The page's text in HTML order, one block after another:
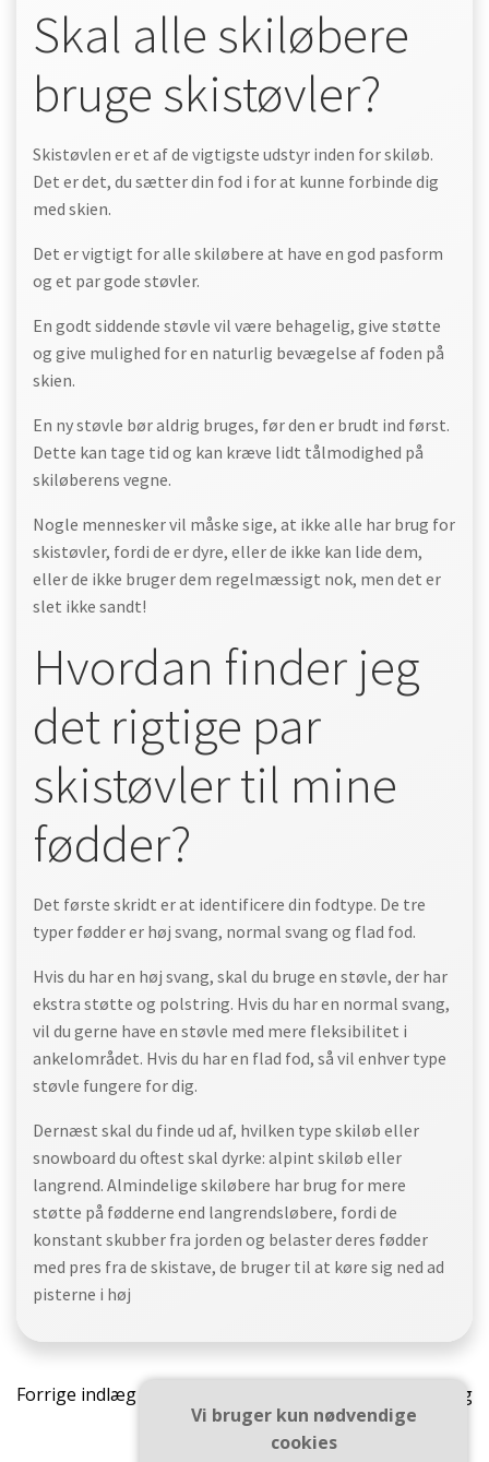
Skal alle skiløbere
bruge skistøvler?
Skistøvlen er et af de vigtigste udstyr inden for skiløb.
Det er det, du sætter din fod i for at kunne forbinde dig
med skien.
Det er vigtigt for alle skiløbere at have en god pasform
og et par gode støvler.
En godt siddende støvle vil være behagelig, give støtte
og give mulighed for en naturlig bevægelse af foden på
skien.
En ny støvle bør aldrig bruges, før den er brudt ind først.
Dette kan tage tid og kan kræve lidt tålmodighed på
skiløberens vegne.
Nogle mennesker vil måske sige, at ikke alle har brug for
skistøvler, fordi de er dyre, eller de ikke kan lide dem,
eller de ikke bruger dem regelmæssigt nok, men det er
slet ikke sandt!
Hvordan finder jeg
det rigtige par
skistøvler til mine
fødder?
Det første skridt er at identificere din fodtype. De tre
typer fødder er høj svang, normal svang og flad fod.
Hvis du har en høj svang, skal du bruge en støvle, der har
ekstra støtte og polstring. Hvis du har en normal svang,
vil du gerne have en støvle med mere fleksibilitet i
ankelområdet. Hvis du har en flad fod, så vil enhver type
støvle fungere for dig.
Dernæst skal du finde ud af, hvilken type skiløb eller
snowboard du oftest skal dyrke: alpint skiløb eller
langrend. Almindelige skiløbere har brug for mere
støtte på fødderne end langrendsløbere, fordi de
konstant skubber fra jorden og belaster deres fødder
med pres fra de skistave, de bruger til at køre sig ned ad
pisterne i høj
Indlægsnavigation
Forrige indlæg
Næste indlæg
Vi bruger kun nødvendige
cookies